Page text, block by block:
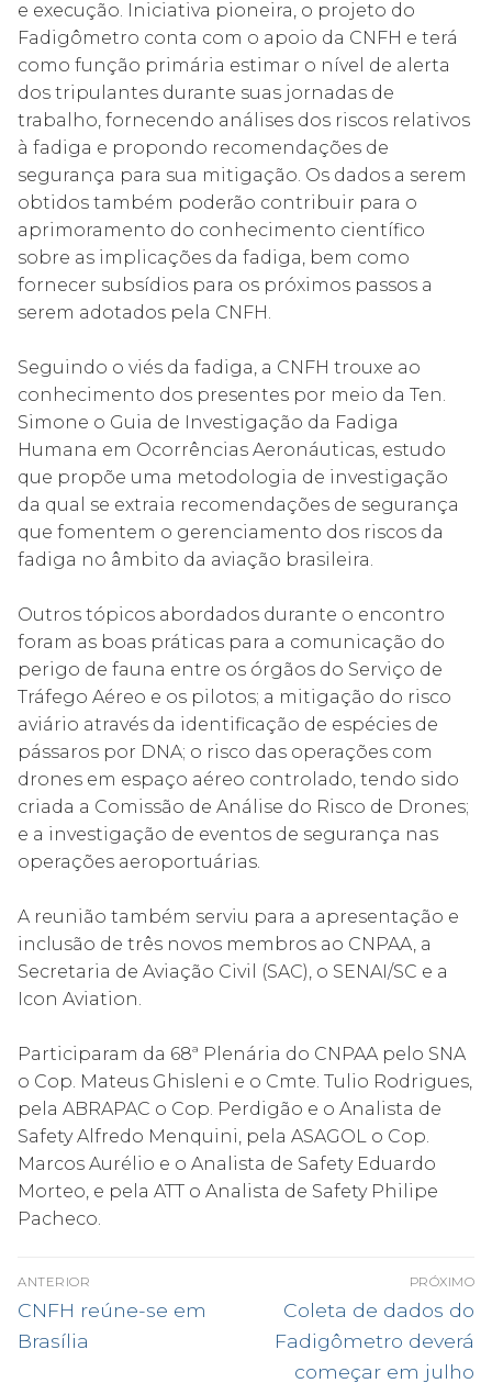
e execução. Iniciativa pioneira, o projeto do
Fadigômetro conta com o apoio da CNFH e terá
como função primária estimar o nível de alerta
dos tripulantes durante suas jornadas de
trabalho, fornecendo análises dos riscos relativos
à fadiga e propondo recomendações de
segurança para sua mitigação. Os dados a serem
obtidos também poderão contribuir para o
aprimoramento do conhecimento científico
sobre as implicações da fadiga, bem como
fornecer subsídios para os próximos passos a
serem adotados pela CNFH.
Seguindo o viés da fadiga, a CNFH trouxe ao
conhecimento dos presentes por meio da Ten.
Simone o Guia de Investigação da Fadiga
Humana em Ocorrências Aeronáuticas, estudo
que propõe uma metodologia de investigação
da qual se extraia recomendações de segurança
que fomentem o gerenciamento dos riscos da
fadiga no âmbito da aviação brasileira.
Outros tópicos abordados durante o encontro
foram as boas práticas para a comunicação do
perigo de fauna entre os órgãos do Serviço de
Tráfego Aéreo e os pilotos; a mitigação do risco
aviário através da identificação de espécies de
pássaros por DNA; o risco das operações com
drones em espaço aéreo controlado, tendo sido
criada a Comissão de Análise do Risco de Drones;
e a investigação de eventos de segurança nas
operações aeroportuárias.
A reunião também serviu para a apresentação e
inclusão de três novos membros ao CNPAA, a
Secretaria de Aviação Civil (SAC), o SENAI/SC e a
Icon Aviation.
Participaram da 68ª Plenária do CNPAA pelo SNA
o Cop. Mateus Ghisleni e o Cmte. Tulio Rodrigues,
pela ABRAPAC o Cop. Perdigão e o Analista de
Safety Alfredo Menquini, pela ASAGOL o Cop.
Marcos Aurélio e o Analista de Safety Eduardo
Morteo, e pela ATT o Analista de Safety Philipe
Pacheco.
Navegação
de
Post
ANTERIOR
Post
anterior:
CNFH reúne-se em
Brasília
PRÓXIMO
Próximo
post:
Coleta de dados do
Fadigômetro deverá
começar em julho